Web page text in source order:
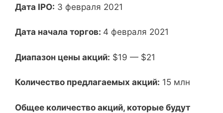
Дата IPO: 3 февраля 2021
Дата начала торгов: 4 февраля 2021
Диапазон цены акций: $19 — $21
Количество предлагаемых акций: 15 млн
Общее количество акций, которые будут